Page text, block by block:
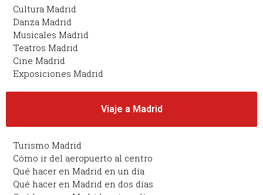
Cultura Madrid
Danza Madrid
Musicales Madrid
Teatros Madrid
Cine Madrid
Exposiciones Madrid
Viaje a Madrid
Turismo Madrid
Cómo ir del aeropuerto al centro
Qué hacer en Madrid en un día
Qué hacer en Madrid en dos días